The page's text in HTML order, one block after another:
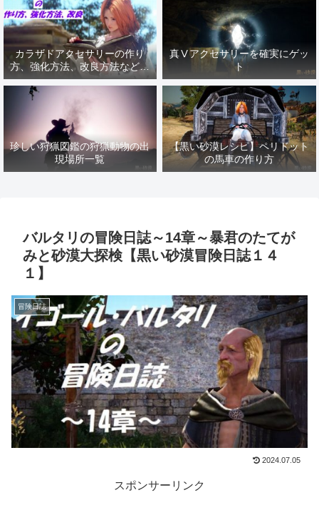
カラザドアクセサリーの作り
方、強化方法、改良方法などま
とめ【黒い砂漠冒険日誌１４１
真Ⅴアクセサリーを確実にゲッ
ト
珍しい狩猟図鑑の狩猟動物の出
現場所一覧
【黒い砂漠レシピ】ペリドット
の馬車の作り方
バルタリの冒険日誌～14章～暴君のたてが
みと砂漠大探検【黒い砂漠冒険日誌１４
１】
冒険日誌
2024.07.05
スポンサーリンク